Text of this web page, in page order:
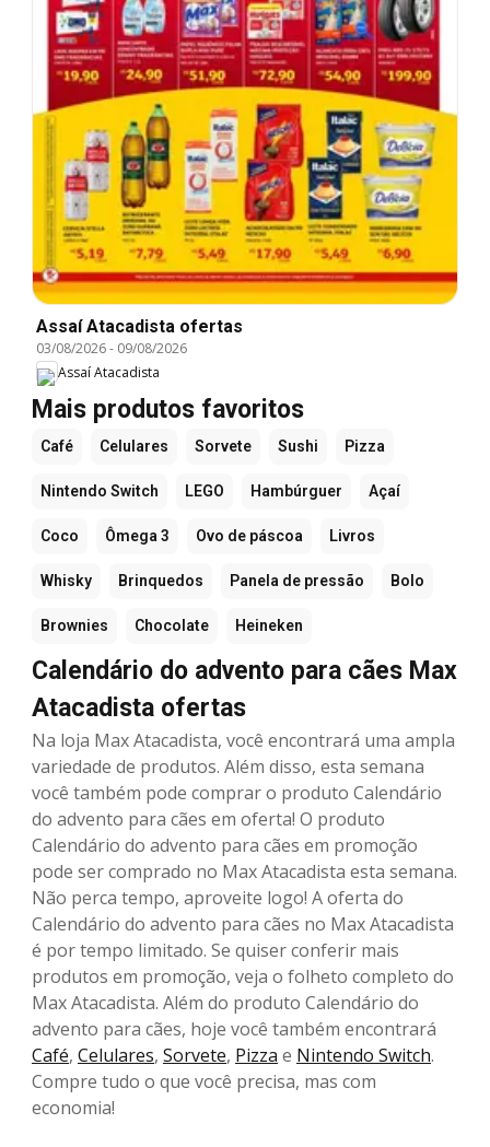
Assaí Atacadista ofertas
03/08/2026- 09/08/2026
Assaí Atacadista
Mais produtos favoritos
Café Celulares Sorvete Sushi Pizza
Nintendo Switch LEGO Hambúrguer Açaí
Coco Ômega 3 Ovo de páscoa Livros
Whisky Brinquedos Panela de pressão Bolo
Brownies Chocolate Heineken
Calendário do advento para cães Max
Atacadista ofertas
Na loja Max Atacadista, você encontrará uma ampla
variedade de produtos. Além disso, esta semana
você também pode comprar o produto Calendário
do advento para cães em oferta! O produto
Calendário do advento para cães em promoção
pode ser comprado no Max Atacadista esta semana.
Não perca tempo, aproveite logo! A oferta do
Calendário do advento para cães no Max Atacadista
é por tempo limitado. Se quiser conferir mais
produtos em promoção, veja o folheto completo do
Max Atacadista. Além do produto Calendário do
advento para cães, hoje você também encontrará
Café, Celulares, Sorvete, Pizza e Nintendo Switch.
Compre tudo o que você precisa, mas com
economia!